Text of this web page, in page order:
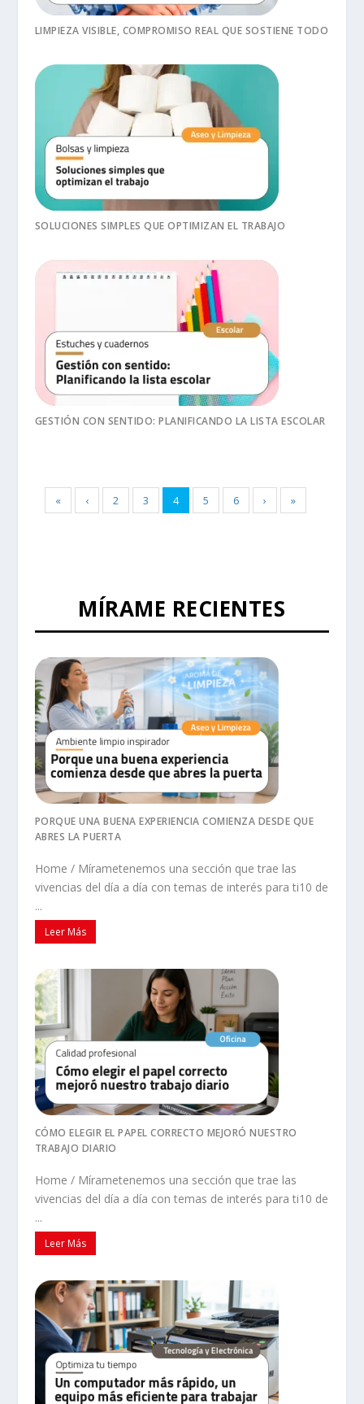
LIMPIEZA VISIBLE, COMPROMISO REAL QUE SOSTIENE TODO
SOLUCIONES SIMPLES QUE OPTIMIZAN EL TRABAJO
GESTIÓN CON SENTIDO: PLANIFICANDO LA LISTA ESCOLAR
« ‹ 2 3 4 5 6 › »
MÍRAME RECIENTES
PORQUE UNA BUENA EXPERIENCIA COMIENZA DESDE QUE
ABRES LA PUERTA
Home / Mírametenemos una sección que trae las
vivencias del día a día con temas de interés para ti10 de
...
Leer Más
CÓMO ELEGIR EL PAPEL CORRECTO MEJORÓ NUESTRO
TRABAJO DIARIO
Home / Mírametenemos una sección que trae las
vivencias del día a día con temas de interés para ti10 de
...
Leer Más